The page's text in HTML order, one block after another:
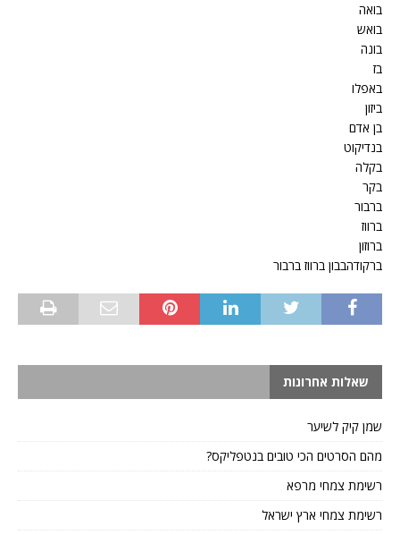
בואה
בואש
בונה
בז
באפלו
ביזון
בן אדם
בנדיקוט
בקלה
בקר
ברבור
ברווז
ברוזון
ברקודהבבון ברווז ברבור
שאלות אחרונות
שמן קיק לשיער
מהם הסרטים הכי טובים בנטפליקס?
רשימת צמחי מרפא
רשימת צמחי ארץ ישראל